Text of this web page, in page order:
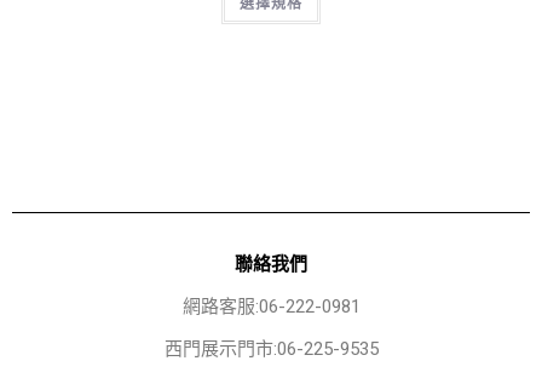
選擇規格
聯絡我們
網路客服:06-222-0981
西門展示門市:06-225-9535